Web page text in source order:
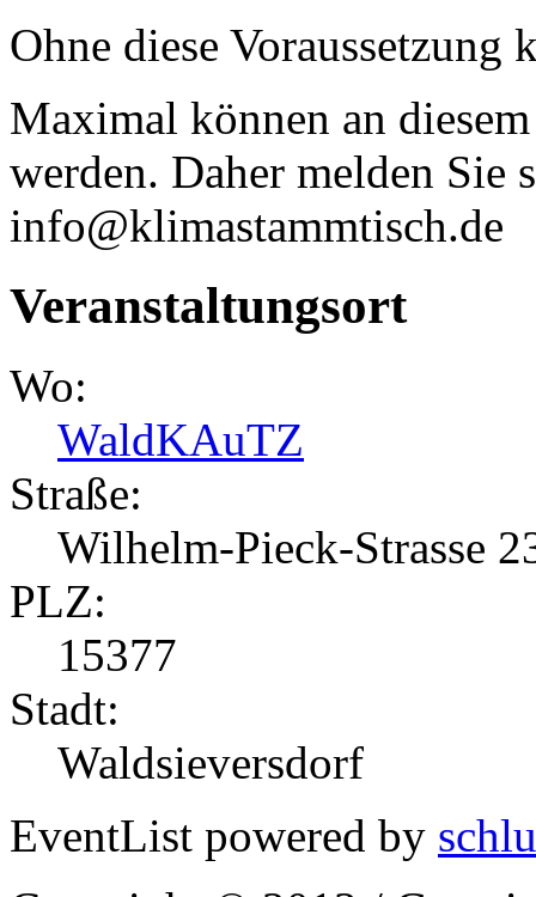
Ohne diese
Maximal können an
werden. Daher melden Sie
info@klimastammtisch.de
Veranstaltungsort
Wo:
WaldKAuTZ
Straße:
Wilhelm-Pieck-Strasse
PLZ:
15377
Stadt:
Waldsieversdorf
EventList powered by